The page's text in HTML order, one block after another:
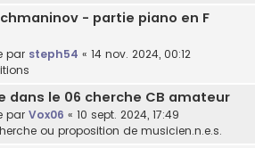
- partie piano en F
par steph54 « 14 nov. 2024, 00:12
dans le 06 cherche CB amateur
par Vox06 « 10 sept. 2024, 17:49
ou proposition de musicien.n.e.s.